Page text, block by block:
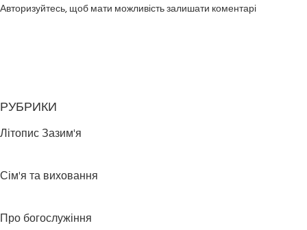
Авторизуйтесь, щоб мати можливість залишати коментарі
РУБРИКИ
Літопис Зазим'я
Сім'я та виховання
Про богослужіння